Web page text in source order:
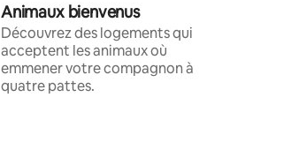
Animaux bienvenus
Découvrez des logements qui
acceptent les animaux où
emmener votre compagnon à
quatre pattes.